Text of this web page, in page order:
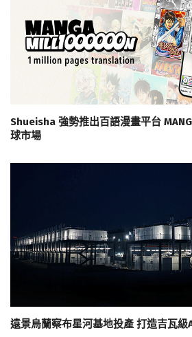
Shueisha 強勢推出百語漫畫平台
球市場
遠景烏蘭察布星河基地投產 打造吉瓦級